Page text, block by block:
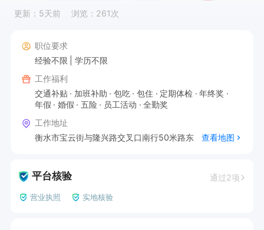
更新：5天前
浏览：261次
职位要求
经验不限
学历不限
工作福利
交通补贴
加班补助 包吃 包住 定期体检
年终奖
年假
婚假 五险 员工活动
全勤奖
工作地址
衡水市宝云街与隆兴路交叉口南行50米路东
查看地图
平台核验 通过2项
营业执照 实地核验